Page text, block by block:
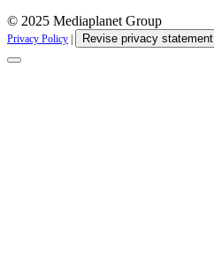
© 2025 Mediaplanet Group
Privacy Policy Revise privacy statement